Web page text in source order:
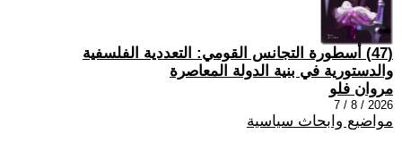
(47) أسطورة التجانس القومي: التعددية الفلسفية
والدستورية في بنية الدولة المعاصرة
مروان فلو
2026 / 8 / 7
مواضيع وابحاث سياسية